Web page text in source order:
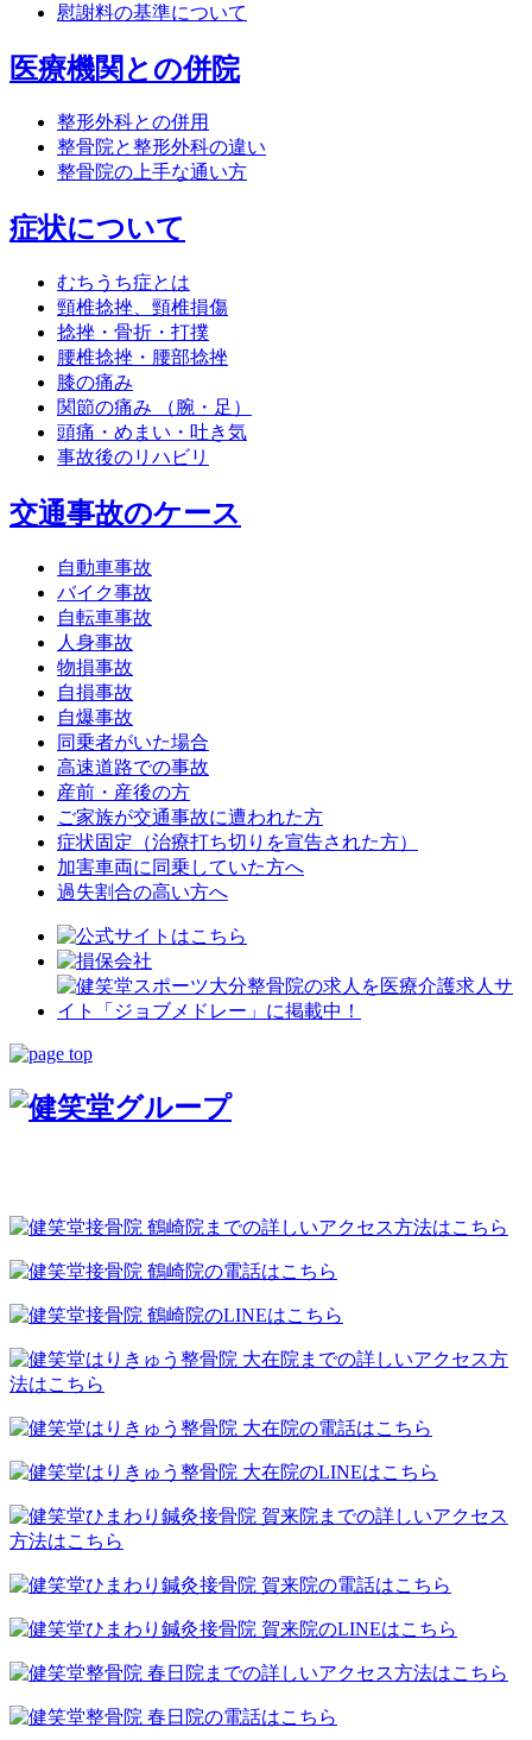
慰謝料の基準について
医療機関との併院
整形外科との併用
整骨院と整形外科の違い
整骨院の上手な通い方
症状について
むちうち症とは
頸椎捻挫、頸椎損傷
捻挫・骨折・打撲
腰椎捻挫・腰部捻挫
膝の痛み
関節の痛み （腕・足）
頭痛・めまい・吐き気
事故後のリハビリ
交通事故のケース
自動車事故
バイク事故
自転車事故
人身事故
物損事故
自損事故
自爆事故
同乗者がいた場合
高速道路での事故
産前・産後の方
ご家族が交通事故に遭われた方
症状固定（治療打ち切りを宣告された方）
加害車両に同乗していた方へ
過失割合の高い方へ